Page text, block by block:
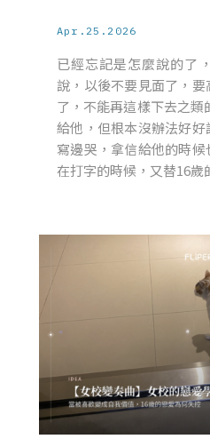
Apr.25.2026
已經忘記是怎麼說的了
說，以後不要見面了，
了，不能再這樣下去之類
給他，但根本沒辦法好
寫邊哭，拿信給他的時
在打字的時候，又替16